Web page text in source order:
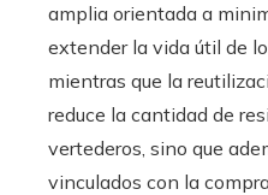
amplia orientada a
extender la vida útil de
mientras que la
reduce la cantidad de
vertederos, sino que
vinculados con la